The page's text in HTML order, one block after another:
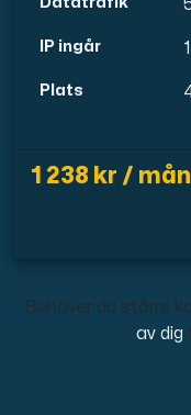
IP ingår
Plats
1 238 kr /
Behöver du större
av dig